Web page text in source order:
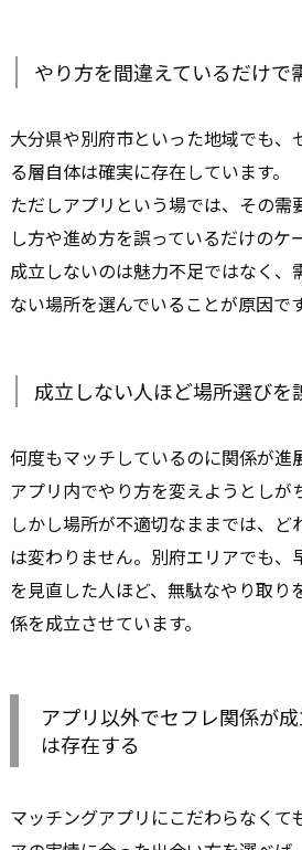
やり方を間違えているだけで
大分県や別府市といった地域でも、
る層自体は確実に存在しています。
ただしアプリという場では、その需
し方や進め方を誤っているだけのケ
成立しないのは魅力不足ではなく、
ない場所を選んでいることが原因です
成立しない人ほど場所選びを
何度もマッチしているのに関係が進
アプリ内でやり方を変えようとしが
しかし場所が不適切なままでは、ど
は変わりません。別府エリアでも、
を見直した人ほど、無駄なやり取り
係を成立させています。
アプリ以外でセフレ関係が
は存在する
マッチングアプリにこだわらなくて